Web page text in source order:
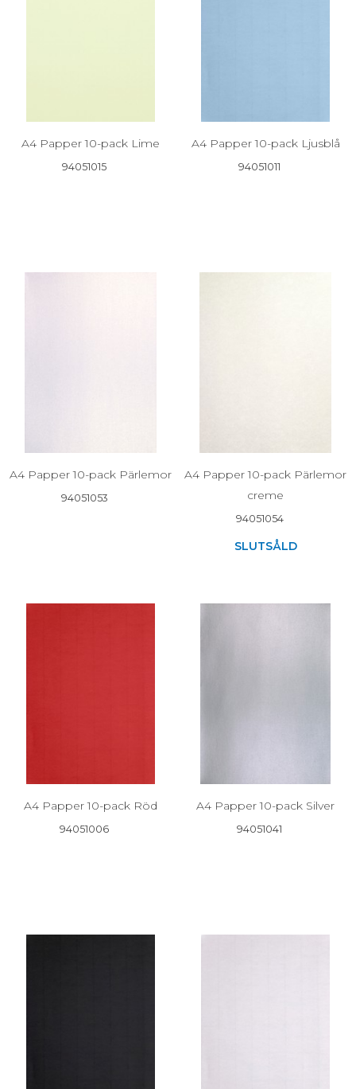
A4 Papper 10-pack Lime
94051015
A4 Papper 10-pack Ljusblå
94051011
A4 Papper 10-pack Pärlemor
94051053
A4 Papper 10-pack Pärlemor
creme
94051054
SLUTSÅLD
A4 Papper 10-pack Röd
94051006
A4 Papper 10-pack Silver
94051041